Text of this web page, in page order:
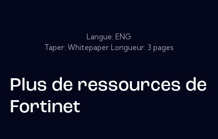
Langue: ENG
Taper: Whitepaper Longueur: 3 pages
Plus de ressources de
Fortinet